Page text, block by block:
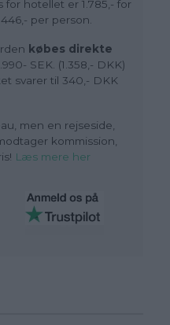
for hotellet er 1.785,- for
per person.
købes direkte
SEK. (1.358,- DKK)
svarer til 340,- DKK
men en rejseside,
kommission,
Læs mere her